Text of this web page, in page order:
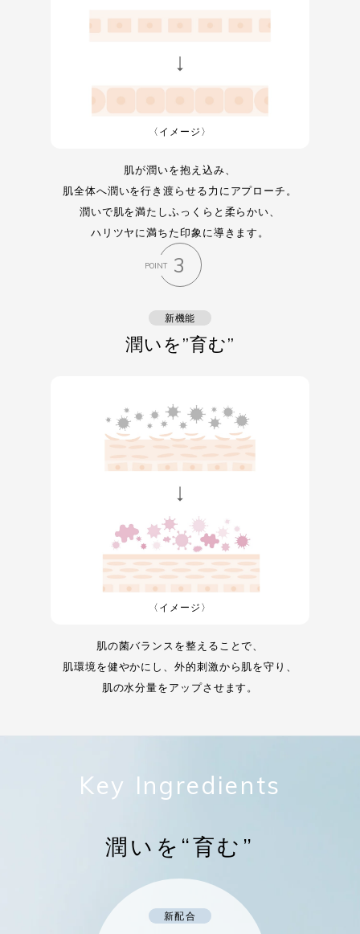
〈イメージ〉
肌が潤いを抱え込み、
肌全体へ潤いを行き渡らせる力にアプローチ。
潤いで肌を満たしふっくらと柔らかい、
ハリツヤに満ちた印象に導きます。
POINT 3
新機能
潤いを”育む”
〈イメージ〉
肌の菌バランスを整えることで、
肌環境を健やかにし、外的刺激から肌を守り、
肌の水分量をアップさせます。
Key Ingredients
潤いを“育む”
新配合